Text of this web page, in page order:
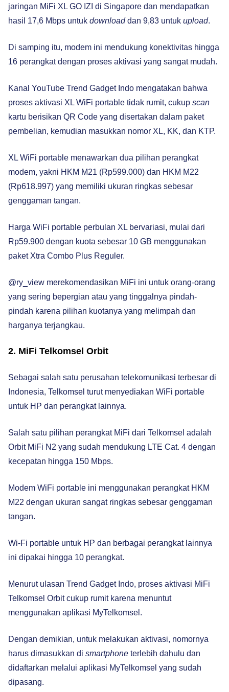
jaringan MiFi XL GO IZI di Singapore dan mendapatkan
hasil 17,6 Mbps untuk downloaddan 9,83 untuk upload.
Di samping itu, modem ini mendukung konektivitas hingga
16 perangkat dengan proses aktivasi yang sangat mudah.
Kanal YouTube Trend Gadget Indo mengatakan bahwa
proses aktivasi XL WiFi portable tidak rumit, cukup scan
kartu berisikan QR Code yang disertakan dalam paket
pembelian, kemudian masukkan nomor XL, KK, dan KTP.
XL WiFi portable menawarkan dua pilihan perangkat
modem, yakni HKM M21 (Rp599.000) dan HKM M22
(Rp618.997) yang memiliki ukuran ringkas sebesar
genggaman tangan.
Harga WiFi portable perbulan XL bervariasi, mulai dari
Rp59.900 dengan kuota sebesar 10 GB menggunakan
paket Xtra Combo Plus Reguler.
@ry_view merekomendasikan MiFi ini untuk orang-orang
yang sering bepergian atau yang tinggalnya pindah-
pindah karena pilihan kuotanya yang melimpah dan
harganya terjangkau.
2. MiFi Telkomsel Orbit
Sebagai salah satu perusahan telekomunikasi terbesar di
Indonesia, Telkomsel turut menyediakan WiFi portable
untuk HP dan perangkat lainnya.
Salah satu pilihan perangkat MiFi dari Telkomsel adalah
Orbit MiFi N2 yang sudah mendukung LTE Cat. 4 dengan
kecepatan hingga 150 Mbps.
Modem WiFi portable ini menggunakan perangkat HKM
M22 dengan ukuran sangat ringkas sebesar genggaman
tangan.
Wi-Fi portable untuk HP dan berbagai perangkat lainnya
ini dipakai hingga 10 perangkat.
Menurut ulasan Trend Gadget Indo, proses aktivasi MiFi
Telkomsel Orbit cukup rumit karena menuntut
menggunakan aplikasi MyTelkomsel.
Dengan demikian, untuk melakukan aktivasi, nomornya
harus dimasukkan di smartphone terlebih dahulu dan
didaftarkan melalui aplikasi MyTelkomsel yang sudah
dipasang.